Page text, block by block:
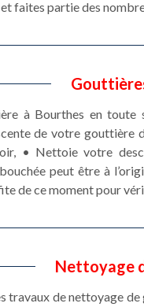
faites partie des
à Bourthes en
de votre
• Nettoie votre
peut être à
de ce moment pour
Nettoyage
travaux de nettoyage